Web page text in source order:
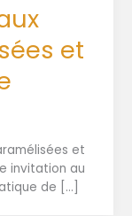
et
et
invitation au
de […]